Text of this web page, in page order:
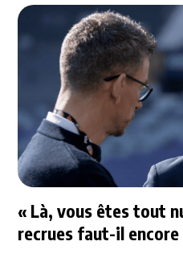
« Là, vous êtes tout
recrues faut-il encore